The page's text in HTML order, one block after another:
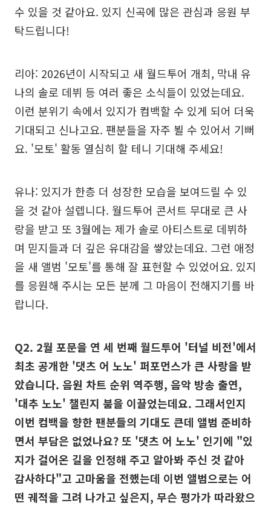
수 있을 것 같아요. 있지 신곡에 많은 관심과 응원 부
탁드립니다!
리아: 2026년이 시작되고 새 월드투어 개최, 막내 유
나의 솔로 데뷔 등 여러 좋은 소식들이 있었는데요.
이런 분위기 속에서 있지가 컴백할 수 있게 되어 더욱
기대되고 신나고요. 팬분들을 자주 뵐 수 있어서 기뻐
요. '모토' 활동 열심히 할 테니 기대해 주세요!
유나: 있지가 한층 더 성장한 모습을 보여드릴 수 있
을 것 같아 설렙니다. 월드투어 콘서트 무대로 큰 사
랑을 받고 또 3월에는 제가 솔로 아티스트로 데뷔하
며 믿지들과 더 깊은 유대감을 쌓았는데요. 그런 애정
을 새 앨범 '모토'를 통해 잘 표현할 수 있었어요. 있지
를 응원해 주시는 모든 분께 그 마음이 전해지기를 바
랍니다.
Q2. 2월 포문을 연 세 번째 월드투어 '터널 비전'에서
최초 공개한 '댓츠 어 노노' 퍼포먼스가 큰 사랑을 받
았습니다. 음원 차트 순위 역주행, 음악 방송 출연,
'대추 노노' 챌린지 붐을 이끌었는데요. 그래서인지
이번 컴백을 향한 팬분들의 기대도 큰데 앨범 준비하
면서 부담은 없었나요? 또 '댓츠 어 노노' 인기에 "있
지가 걸어온 길을 인정해 주고 알아봐 주신 것 같아
감사하다"고 고마움을 전했는데 이번 앨범으로는 어
떤 궤적을 그려 나가고 싶은지, 무슨 평가가 따라왔으